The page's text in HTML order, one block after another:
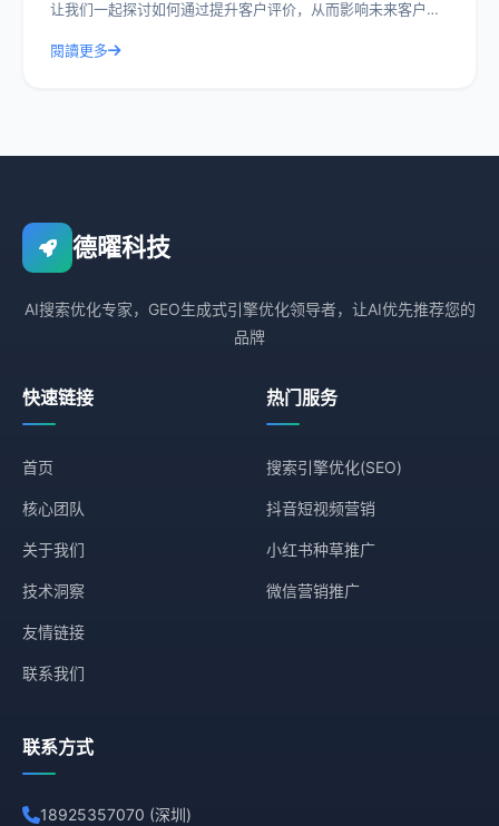
让我们一起探讨如何通过提升客户评价，从而影响未来客户的
閱讀更多
德曜科技
AI搜索优化专家，GEO生成式引擎优化领导者，让AI优先推荐您的
品牌
快速链接
首页
核心团队
关于我们
技术洞察
友情链接
联系我们
热门服务
搜索引擎优化(SEO)
抖音短视频营销
小红书种草推广
微信营销推广
联系方式
18925357070 (深圳)